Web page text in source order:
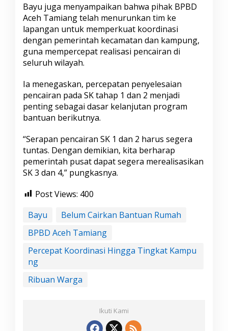
g
Bayu juga menyampaikan bahwa pihak BPBD
Aceh Tamiang telah menurunkan tim ke
lapangan untuk memperkuat koordinasi
dengan pemerintah kecamatan dan kampung,
guna mempercepat realisasi pencairan di
seluruh wilayah.
Ia menegaskan, percepatan penyelesaian
pencairan pada SK tahap 1 dan 2 menjadi
penting sebagai dasar kelanjutan program
bantuan berikutnya.
“Serapan pencairan SK 1 dan 2 harus segera
tuntas. Dengan demikian, kita berharap
pemerintah pusat dapat segera merealisasikan
SK 3 dan 4,” pungkasnya.
Post Views: 400
Bayu
Belum Cairkan Bantuan Rumah
BPBD Aceh Tamiang
Percepat Koordinasi Hingga Tingkat Kampu
ng
Ribuan Warga
Ikuti Kami